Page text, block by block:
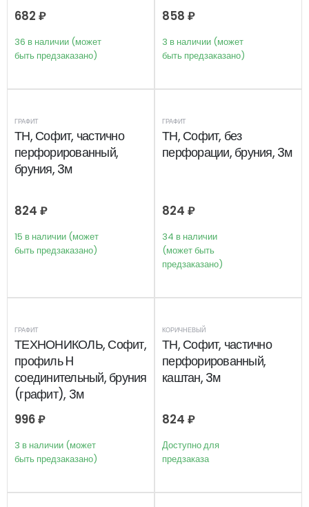
682 ₽
36 в наличии (может
быть предзаказано)
858 ₽
3 в наличии (может
быть предзаказано)
ГРАФИТ
ТН, Софит, частично
перфорированный,
бруния, 3м
824 ₽
15 в наличии (может
быть предзаказано)
ГРАФИТ
ТН, Софит, без
перфорации, бруния, 3м
824 ₽
34 в наличии
(может быть
предзаказано)
ГРАФИТ
ТЕХНОНИКОЛЬ, Софит,
профиль H
соединительный, бруния
(графит), 3м
996₽
3 в наличии (может
быть предзаказано)
КОРИЧНЕВЫЙ
ТН, Софит, частично
перфорированный,
каштан, 3м
824 ₽
Доступно для
предзаказа